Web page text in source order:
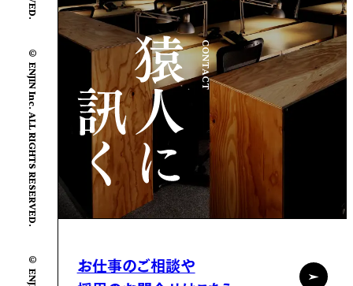
© ENJIN Inc. ALL RIGHTS RESERVED.
CONTACT
お仕事のご相談や